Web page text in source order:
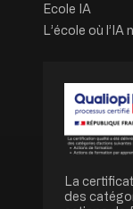
Ecole IA
L’école où l’IA
Image
La
des